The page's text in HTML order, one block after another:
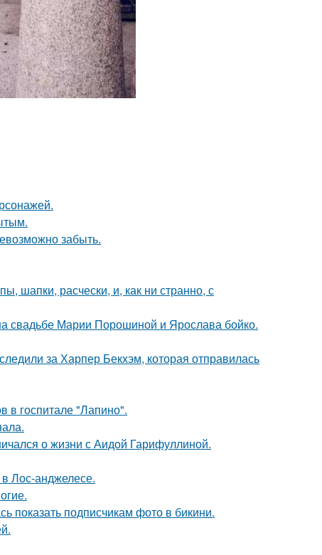
забыть.
шапки, расчески, и, как ни странно, с
свадьбе Марии Порошиной и Ярослава бойко.
за Харпер Бекхэм, которая отправилась
в госпитале "Лапино".
о жизни с Аидой Гарифуллиной.
Лос-анджелесе.
показать подписчикам фото в бикини.